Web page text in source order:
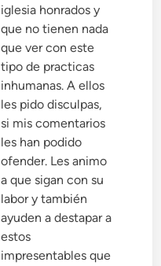
iglesia honrados y
que no tienen nada
que ver con este
tipo de practicas
inhumanas. A ellos
les pido disculpas,
si mis comentarios
les han podido
ofender. Les animo
a que sigan con su
labor y también
ayuden a destapar a
estos
impresentables que